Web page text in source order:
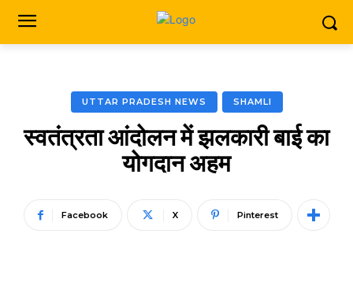
UTTAR PRADESH NEWS SHAMLI
स्वतंत्रता आंदोलन में झलकारी बाई का
योगदान अहम
Facebook X Pinterest